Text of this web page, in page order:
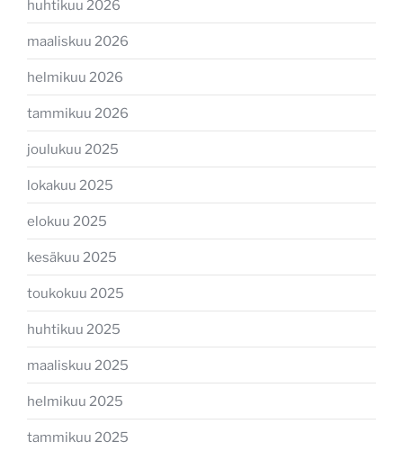
huhtikuu 2026
maaliskuu 2026
helmikuu 2026
tammikuu 2026
joulukuu 2025
lokakuu 2025
elokuu 2025
kesäkuu 2025
toukokuu 2025
huhtikuu 2025
maaliskuu 2025
helmikuu 2025
tammikuu 2025